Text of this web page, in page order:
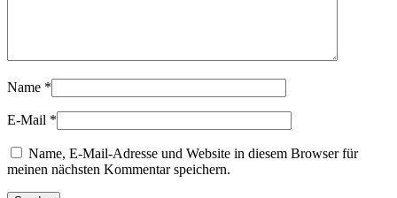
Name *
E-Mail *
Name, E-Mail-Adresse und Website in diesem Browser für
meinen nächsten Kommentar speichern.